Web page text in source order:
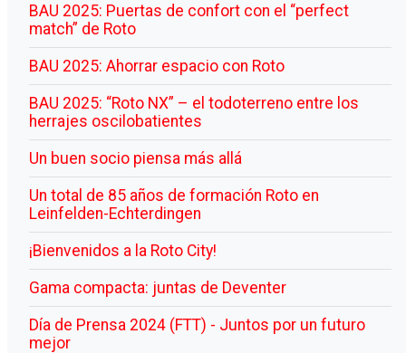
BAU 2025: Puertas de confort con el “perfect
match” de Roto
BAU 2025: Ahorrar espacio con Roto
BAU 2025: “Roto NX” – el todoterreno entre los
herrajes oscilobatientes
Un buen socio piensa más allá
Un total de 85 años de formación Roto en
Leinfelden-Echterdingen
¡Bienvenidos a la Roto City!
Gama compacta: juntas de Deventer
Día de Prensa 2024 (FTT) - Juntos por un futuro
mejor